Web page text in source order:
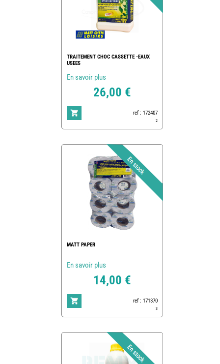
TRAITEMENT CHOC CASSETTE -EAUX
USEES
En savoir plus
26,00 €
ref : 172407
2
MATT PAPER
En savoir plus
14,00 €
ref : 171370
3